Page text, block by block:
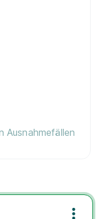
Ausnahmefällen